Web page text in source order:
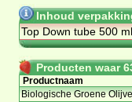
Inhoud
Top Down tube 500 ml
Producten waar
Productnaam
Biologische Groene